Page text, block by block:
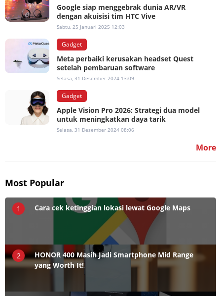
Google siap menggebrak dunia AR/VR
dengan akuisisi tim HTC Vive
Sabtu, 25 Januari 2025 12:03
Gadget
Meta perbaiki kerusakan headset Quest
setelah pembaruan software
Selasa, 31 Desember 2024 13:09
Gadget
Apple Vision Pro 2026: Strategi dua model
untuk meningkatkan daya tarik
Selasa, 31 Desember 2024 08:06
More
Most Popular
1 Cara cek ketinggian lokasi lewat Google Maps
2
HONOR 400 Masih Jadi Smartphone Mid Range
yang Worth It!